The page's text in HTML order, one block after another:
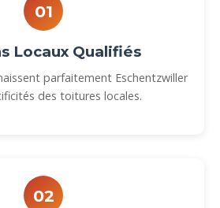
01
Locaux Qualifiés
parfaitement Eschentzwiller
des toitures locales.
02